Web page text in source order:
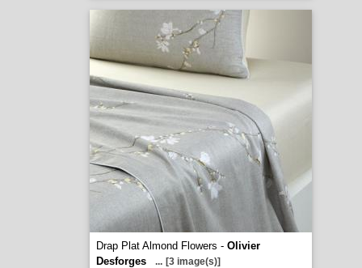
Drap Plat Almond Flowers - Olivier
Desforges
... [3 image(s)]